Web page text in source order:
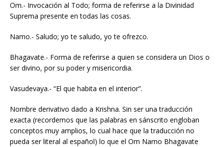
Om.- Invocación al Todo; forma de referirse a la Divinidad
Suprema presente en todas las cosas.
Namo.- Saludo; yo te saludo, yo te ofrezco.
Bhagavate.- Forma de referirse a quien se considera un Dios o
ser divino, por su poder y misericordia.
Vasudevaya.- “El que habita en el interior”.
Nombre derivativo dado a Krishna. Sin ser una traducción
exacta (recordemos que las palabras en sánscrito engloban
conceptos muy amplios, lo cual hace que la traducción no
pueda ser literal al español) lo que el Om Namo Bhagavate